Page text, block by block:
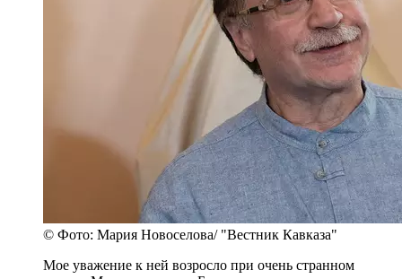
© Фото: Мария Новоселова/ "Вестник Кавказа"
Мое уважение к ней возросло при очень странном